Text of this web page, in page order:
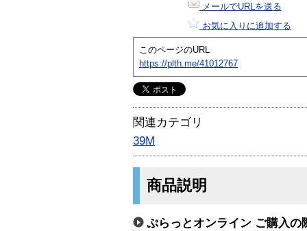
メールでURLを送る
お気に入りに追加する
このページのURL
https://plth.me/41012767
関連カテゴリ
39M
商品説明
ぷらっとオンライン ご購入の